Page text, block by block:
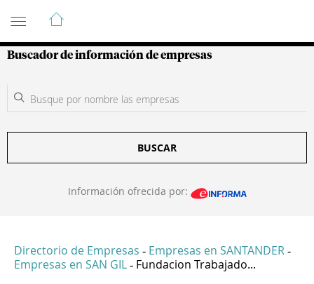
Guía de Empresas Colombianas
Buscador de información de empresas
BUSCAR
Información ofrecida por:
Directorio de Empresas - Empresas en SANTANDER -
Empresas en SAN GIL - Fundacion Trabajado...